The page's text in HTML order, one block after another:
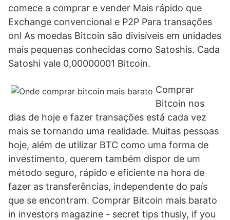
comece a comprar e vender Mais rápido que
Exchange convencional e P2P Para transações
onl As moedas Bitcoin são divisíveis em unidades
mais pequenas conhecidas como Satoshis. Cada
Satoshi vale 0,00000001 Bitcoin.
Comprar
Bitcoin nos
dias de hoje e fazer transações está cada vez
mais se tornando uma realidade. Muitas pessoas
hoje, além de utilizar BTC como uma forma de
investimento, querem também dispor de um
método seguro, rápido e eficiente na hora de
fazer as transferências, independente do país
que se encontram. Comprar Bitcoin mais barato
in investors magazine - secret tips thusly, if you